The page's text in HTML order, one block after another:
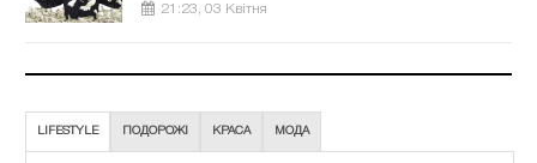
21:23, 03 Квітня
LIFESTYLE ПОДОРОЖІ КРАСА МОДА